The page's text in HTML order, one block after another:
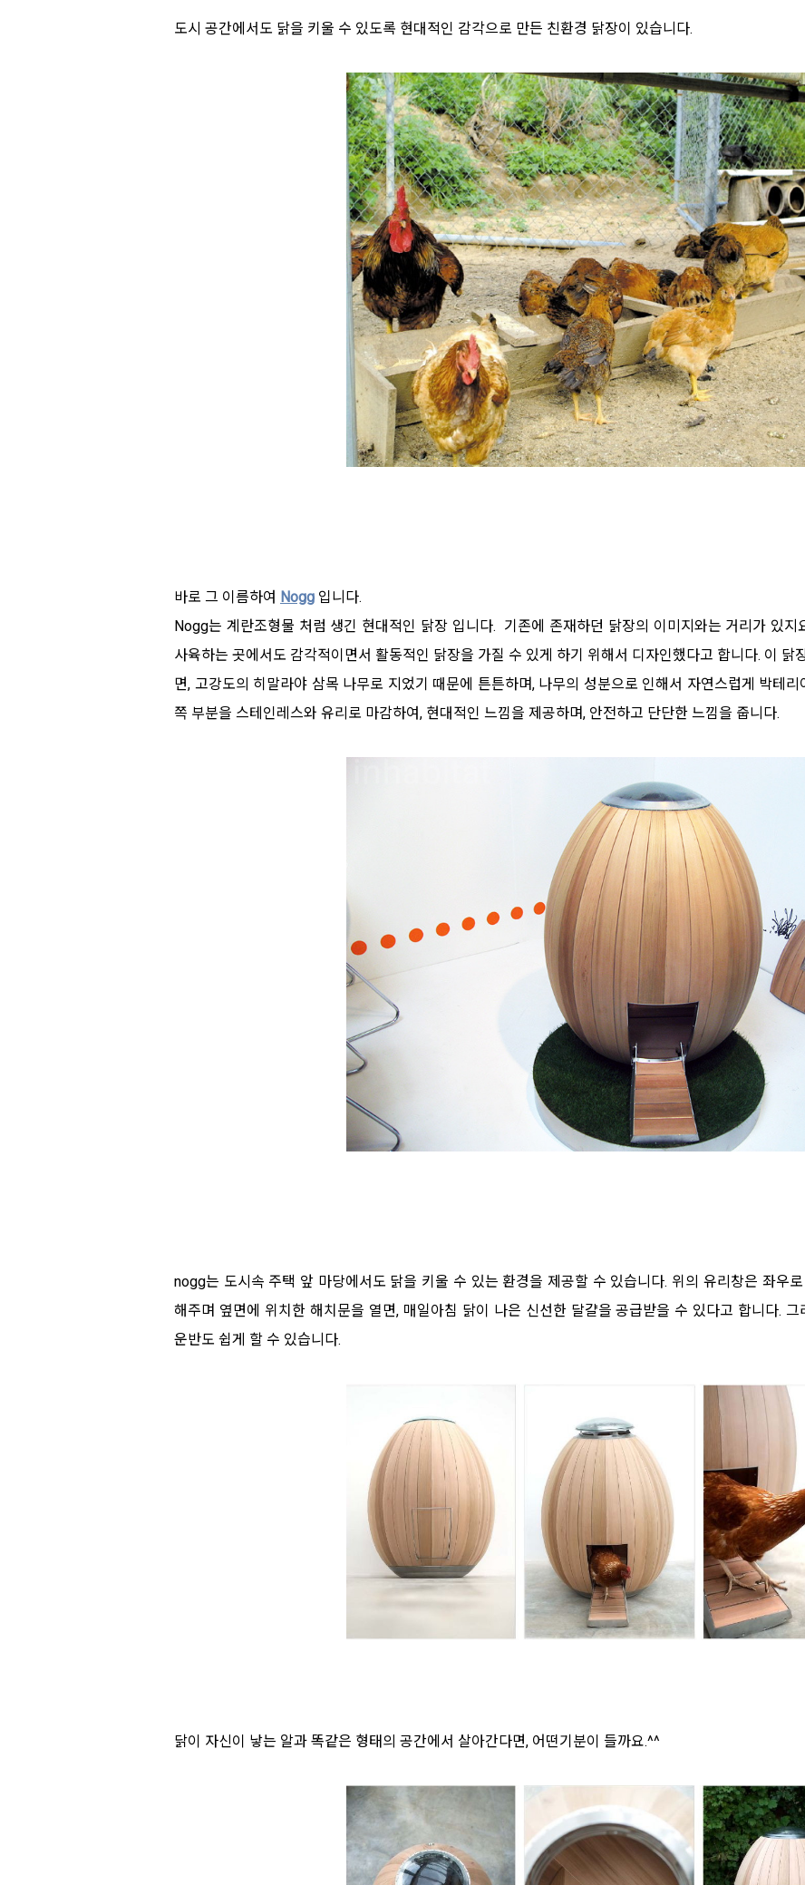
도시 공간에서도 닭을 키울 수 있도록 현대적인 감각으로 만든 친환경 닭장이 있습니다.
바로 그 이름하여 Nogg 입니다.
Nogg는 계란조형물 처럼 생긴 현대적인 닭장 입니다. 기존에 존재하던 닭장의 이미지와는 거리가 있
사육하는 곳에서도 감각적이면서 활동적인 닭장을 가질 수 있게 하기 위해서 디자인했다고 합니다. 이 닭
면, 고강도의 히말라야 삼목 나무로 지었기 때문에 튼튼하며, 나무의 성분으로 인해서 자연스럽게 박테
쪽 부분을 스테인레스와 유리로 마감하여, 현대적인 느낌을 제공하며, 안전하고 단단한 느낌을 줍니다.
nogg는 도시속 주택 앞 마당에서도 닭을 키울 수 있는 환경을 제공할 수 있습니다. 위의 유리창은 좌우
해주며 옆면에 위치한 해치문을 열면, 매일아침 닭이 나은 신선한 달걀을 공급받을 수 있다고 합니다.
운반도 쉽게 할 수 있습니다.
닭이 자신이 낳는 알과 똑같은 형태의 공간에서 살아간다면, 어떤기분이 들까요.^^